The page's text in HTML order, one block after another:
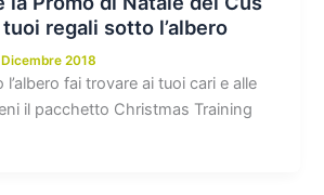
regali sotto l’albero
Dicembre 2018
fai trovare ai tuoi cari e alle
il pacchetto Christmas Training